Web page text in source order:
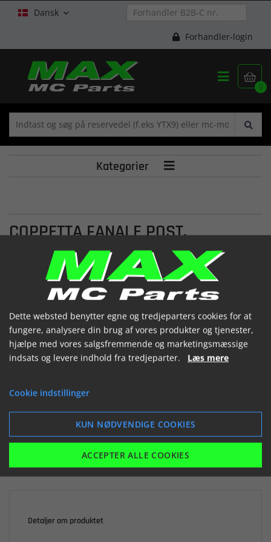
Dansk 
Forhandler-login

0

Kategorier 
COPPETTA FANALE POST.
15.01765/7
(1281702 000)

152,89 kr.inkl. moms
Detaljer om produktet
Dette websted benytter egne og tredjeparters cookies for at
fungere, analysere din brug af vores produkter og tjenester,
hjælpe med vores salgsfremmende og marketingsmæssige
indsats og levere indhold fra tredjeparter. Læs mere
Cookie indstillinger
KUN NØDVENDIGE COOKIES
ACCEPTER ALLE COOKIES